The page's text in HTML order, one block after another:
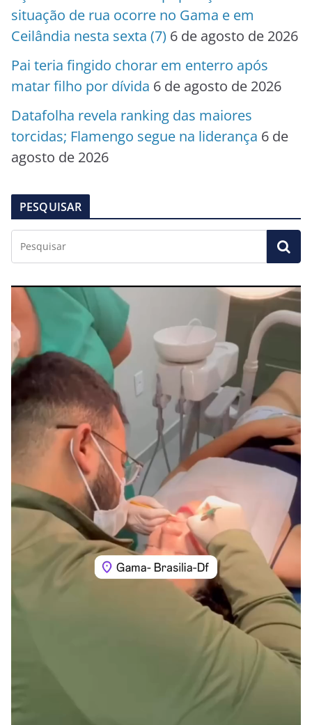
situação de rua ocorre no Gama e em
Ceilândia nesta sexta (7) 6 de agosto de 2026
Pai teria fingido chorar em enterro após
matar filho por dívida 6 de agosto de 2026
Datafolha revela ranking das maiores
torcidas; Flamengo segue na liderança 6 de
agosto de 2026
PESQUISAR